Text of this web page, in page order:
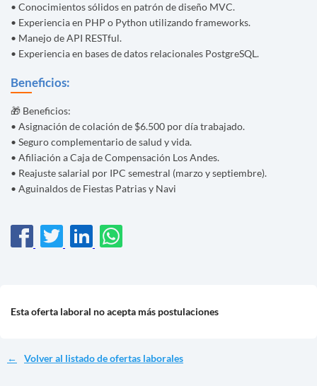
• Conocimientos sólidos en patrón de diseño MVC.
• Experiencia en PHP o Python utilizando frameworks.
• Manejo de API RESTful.
• Experiencia en bases de datos relacionales PostgreSQL.
Beneficios:
🎁 Beneficios:
• Asignación de colación de $6.500 por día trabajado.
• Seguro complementario de salud y vida.
• Afiliación a Caja de Compensación Los Andes.
• Reajuste salarial por IPC semestral (marzo y septiembre).
• Aguinaldos de Fiestas Patrias y Navi
Esta oferta laboral no acepta más postulaciones
Volver al listado de ofertas laborales